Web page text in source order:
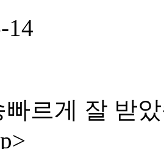
14
빠르게 잘 받